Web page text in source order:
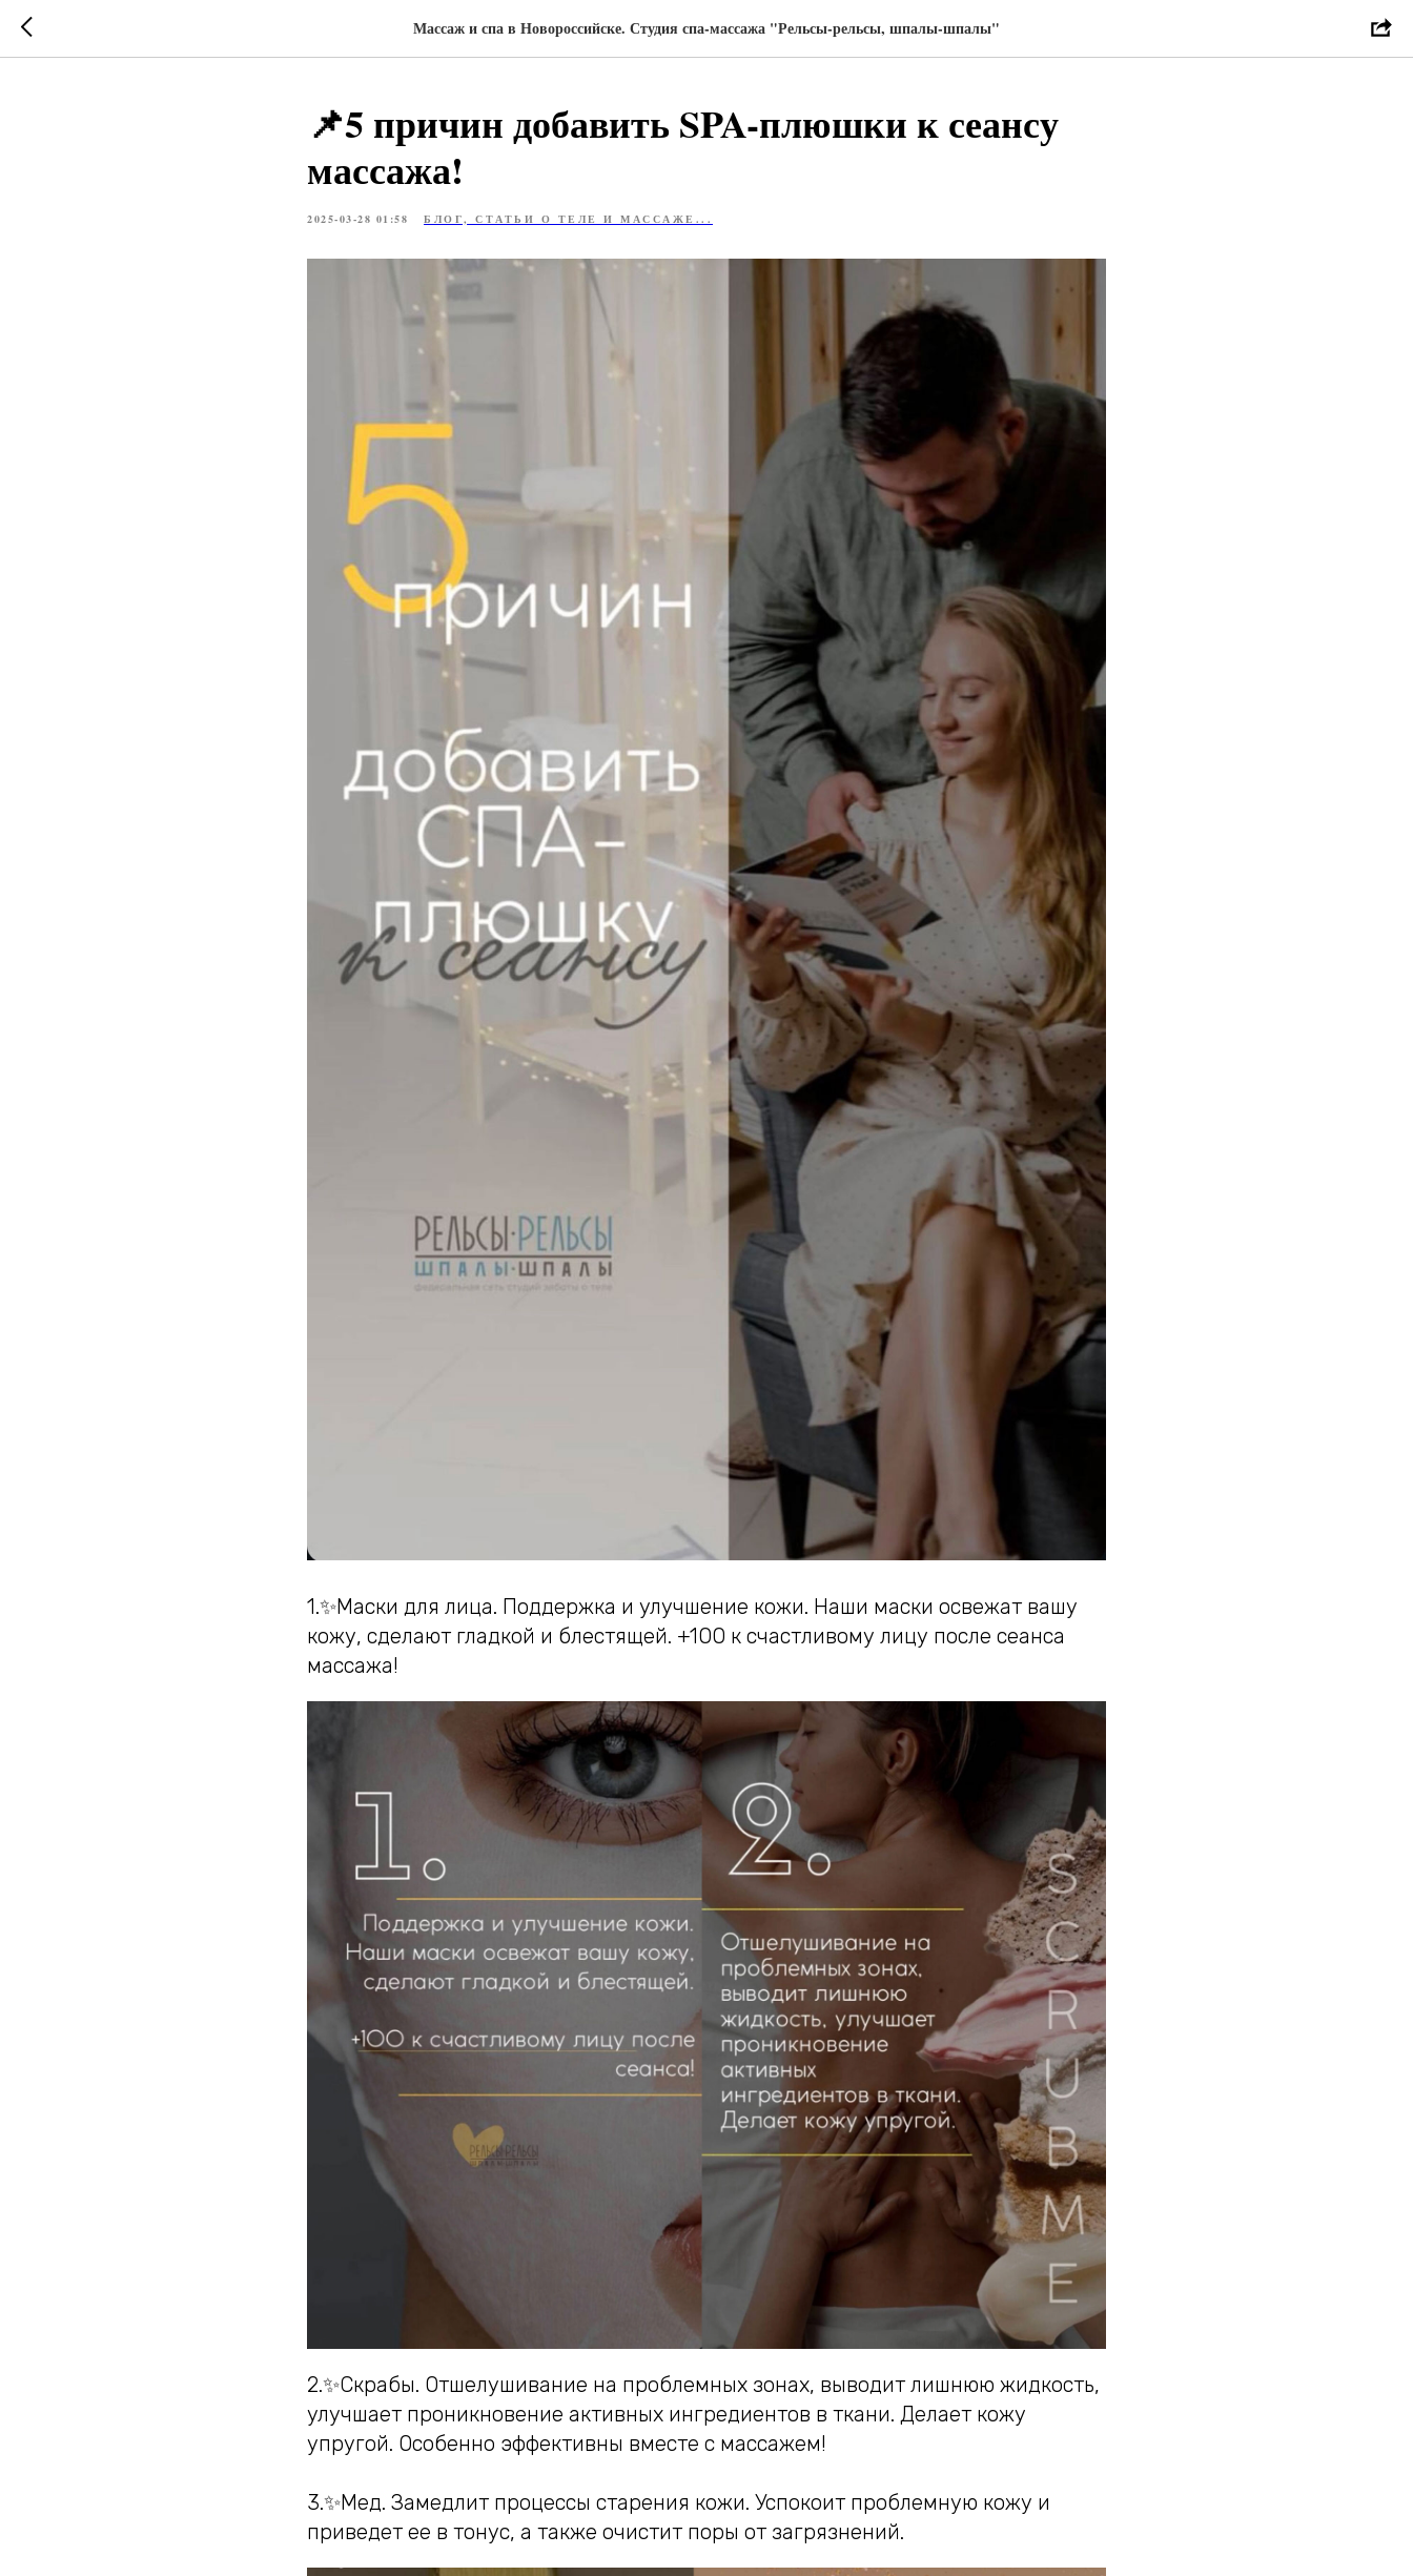
Массаж и спа в Новороссийске. Студия спа-массажа "Рельсы-рельсы, шпалы-шпалы"
📌5 причин добавить SPA-плюшки к сеансу
массажа!
2025-03-28 01:58 БЛОГ, СТАТЬИ О ТЕЛЕ И МАССАЖЕ...
1.✨Маски для лица. Поддержка и улучшение кожи. Наши маски освежат вашу
кожу, сделают гладкой и блестящей. +1ОО к счастливому лицу после сеанса
массажа!
2.✨Скрабы. Отшелушивание на проблемных зонах, выводит лишнюю жидкость,
улучшает проникновение активных ингредиентов в ткани. Делает кожу
упругой. Особенно эффективны вместе с массажем!
3.✨Мед. Замедлит процессы старения кожи. Успокоит проблемную кожу и
приведет ее в тонус, а также очистит поры от загрязнений.